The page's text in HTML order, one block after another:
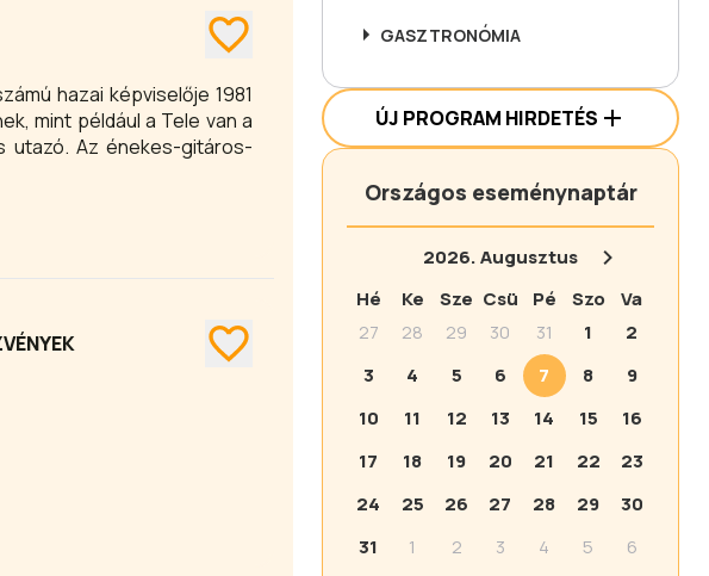
hazai képviselője 1981
mint például a Tele van a
utazó. Az énekes-gitáros-
GASZTRONÓMIA
ÚJ PROGRAM HIRDETÉS
Országos eseménynaptár
2026.Augusztus
Hé
Ke Sze Csü Pé Szo
Va
27
28 29 30 31 1
2
3
4 5 6 7 8
9
10
11 12 13 14 15
16
17
18 19 20 21 22
23
24
25 26 27 28 29
30
31
1 2 3 4 5 6